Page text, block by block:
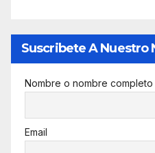
Suscribete A Nuestro
Nombre o nombre completo
Email